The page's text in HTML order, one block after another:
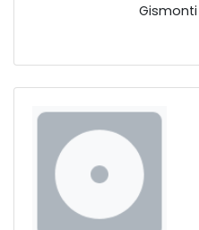
Gismonti